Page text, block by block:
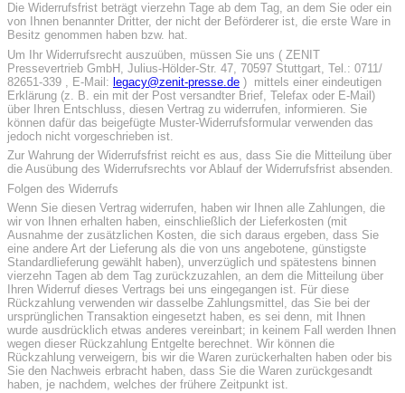
Die Widerrufsfrist beträgt vierzehn Tage ab dem Tag, an dem Sie oder ein
von Ihnen benannter Dritter, der nicht der Beförderer ist, die erste Ware in
Besitz genommen haben bzw. hat.
Um Ihr Widerrufsrecht auszuüben, müssen Sie uns ( ZENIT
Pressevertrieb GmbH, Julius-Hölder-Str. 47, 70597 Stuttgart, Tel.: 0711/
82651-339 , E-Mail: legacy@zenit-presse.de ) mittels einer eindeutigen
Erklärung (z. B. ein mit der Post versandter Brief, Telefax oder E-Mail)
über Ihren Entschluss, diesen Vertrag zu widerrufen, informieren. Sie
können dafür das beigefügte Muster-Widerrufsformular verwenden das
jedoch nicht vorgeschrieben ist.
Zur Wahrung der Widerrufsfrist reicht es aus, dass Sie die Mitteilung über
die Ausübung des Widerrufsrechts vor Ablauf der Widerrufsfrist absenden.
Folgen des Widerrufs
Wenn Sie diesen Vertrag widerrufen, haben wir Ihnen alle Zahlungen, die
wir von Ihnen erhalten haben, einschließlich der Lieferkosten (mit
Ausnahme der zusätzlichen Kosten, die sich daraus ergeben, dass Sie
eine andere Art der Lieferung als die von uns angebotene, günstigste
Standardlieferung gewählt haben), unverzüglich und spätestens binnen
vierzehn Tagen ab dem Tag zurückzuzahlen, an dem die Mitteilung über
Ihren Widerruf dieses Vertrags bei uns eingegangen ist. Für diese
Rückzahlung verwenden wir dasselbe Zahlungsmittel, das Sie bei der
ursprünglichen Transaktion eingesetzt haben, es sei denn, mit Ihnen
wurde ausdrücklich etwas anderes vereinbart; in keinem Fall werden Ihnen
wegen dieser Rückzahlung Entgelte berechnet. Wir können die
Rückzahlung verweigern, bis wir die Waren zurückerhalten haben oder bis
Sie den Nachweis erbracht haben, dass Sie die Waren zurückgesandt
haben, je nachdem, welches der frühere Zeitpunkt ist.